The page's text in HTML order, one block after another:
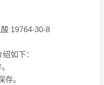
19764-30-8
如下：
存。